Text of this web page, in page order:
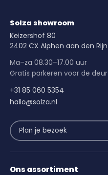
Solza showroom
Keizershof 80
2402 CX Alphen aan den Rijn
Ma–za 08.30–17.00 uur
Gratis parkeren voor de deur
+31 85 060 5354
hallo@solza.nl
Plan je bezoek
Ons assortiment